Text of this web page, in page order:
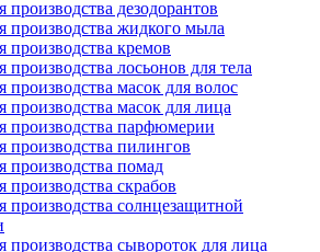
производства дезодорантов
производства жидкого мыла
производства кремов
лосьонов для тела
производства масок для волос
производства масок для лица
производства парфюмерии
производства пилингов
производства помад
производства скрабов
производства солнцезащитной
производства сывороток для лица